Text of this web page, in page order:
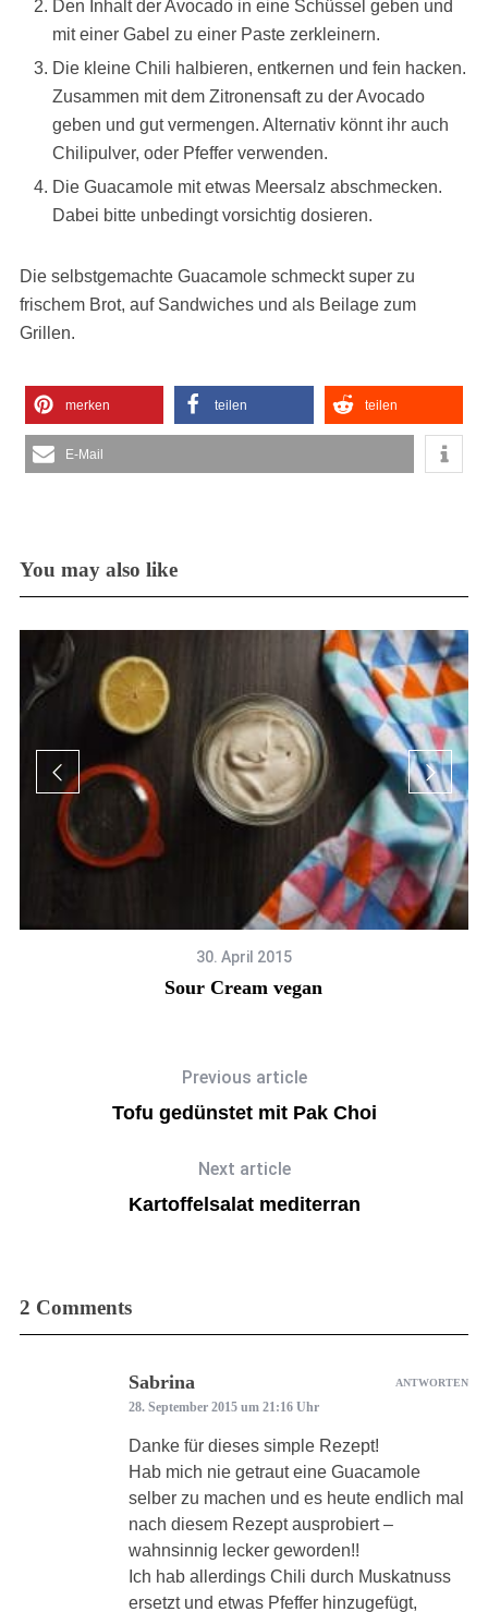
Den Inhalt der Avocado in eine Schüssel geben und
mit einer Gabel zu einer Paste zerkleinern.
Die kleine Chili halbieren, entkernen und fein hacken.
Zusammen mit dem Zitronensaft zu der Avocado
geben und gut vermengen. Alternativ könnt ihr auch
Chilipulver, oder Pfeffer verwenden.
Die Guacamole mit etwas Meersalz abschmecken.
Dabei bitte unbedingt vorsichtig dosieren.
Die selbstgemachte Guacamole schmeckt super zu
frischem Brot, auf Sandwiches und als Beilage zum
Grillen.
merken teilen teilen
E-Mail
You may also like
30. April 2015
Sour Cream vegan
Previous article
Tofu gedünstet mit Pak Choi
Next article
Kartoffelsalat mediterran
2 Comments
Sabrina
28. September 2015 um 21:16 Uhr
Danke für dieses simple Rezept!
Hab mich nie getraut eine Guacamole
selber zu machen und es heute endlich mal
nach diesem Rezept ausprobiert –
wahnsinnig lecker geworden!!
Ich hab allerdings Chili durch Muskatnuss
ersetzt und etwas Pfeffer hinzugefügt,
ANTWORTEN